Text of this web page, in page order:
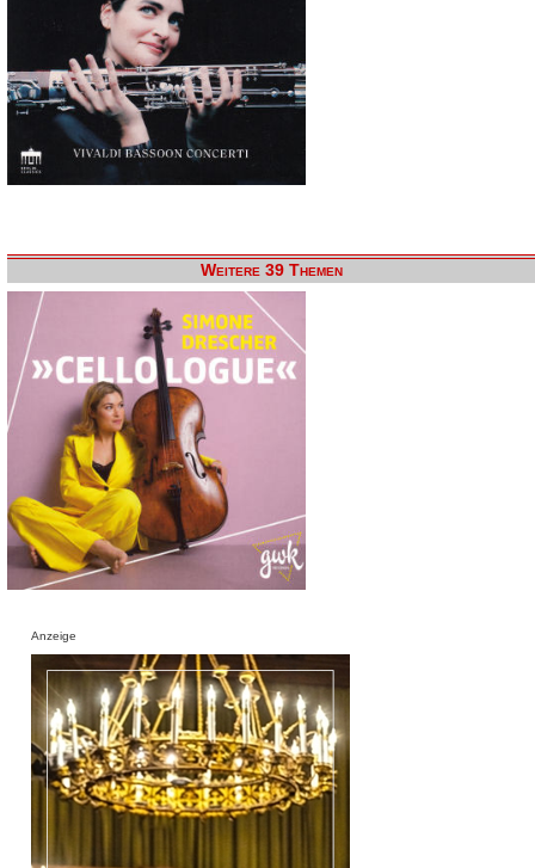
Weitere 39 Themen
Anzeige